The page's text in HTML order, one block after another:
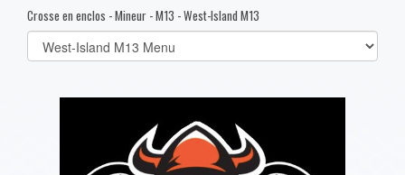
Crosse en enclos - Mineur - M13 - West-Island M13
Select
list(select